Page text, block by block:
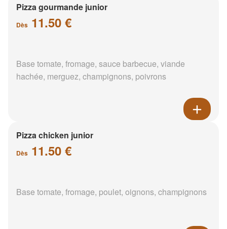
Pizza gourmande junior
Dès 11.50 €
Base tomate, fromage, sauce barbecue, viande
hachée, merguez, champignons, poivrons
Pizza chicken junior
Dès 11.50 €
Base tomate, fromage, poulet, oignons, champignons